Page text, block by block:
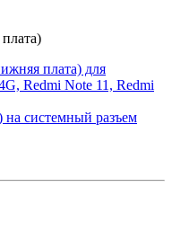
плата) для
Redmi Note 11, Redmi
системный разъем